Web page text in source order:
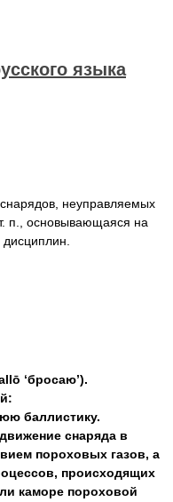
языка
неуправляемых
п., основывающаяся на
‘бросаю’).
баллистику.
снаряда в
пороховых газов, а
, происходящих
каморе пороховой